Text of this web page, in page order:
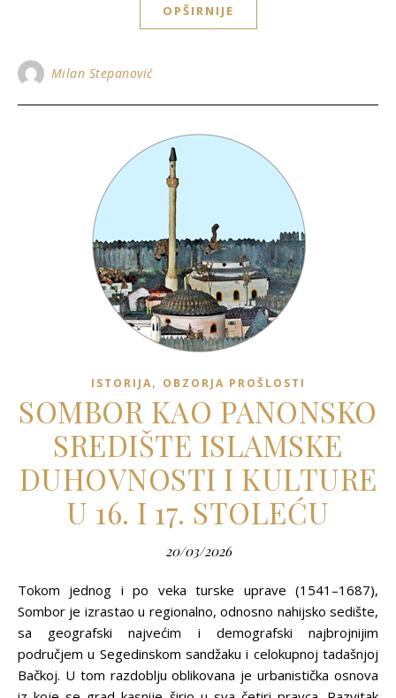
OPŠIRNIJE
Milan Stepanović
ISTORIJA, OBZORJA PROŠLOSTI
SOMBOR KAO PANONSKO
SREDIŠTE ISLAMSKE
DUHOVNOSTI I KULTURE
U 16. I 17. STOLEĆU
20/03/2026
Tokom jednog i po veka turske uprave (1541–1687),
Sombor je izrastao u regionalno, odnosno nahijsko sedište,
sa geografski najvećim i demografski najbrojnijim
područjem u Segedinskom sandžaku i celokupnoj tadašnjoj
Bačkoj. U tom razdoblju oblikovana je urbanistička osnova